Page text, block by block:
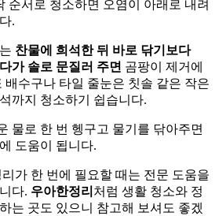
순서로 청소하면 오염이 아래로 내려
.
찬물에 희석한 뒤 바로 닦기보다
가 솔로 문질러 주면 곰팡이 제거에
배수구나 타일 줄눈은 칫솔 같은 작은
까지 청소하기 쉽습니다.
물로 한 번 헹구고 물기를 닦아주면
도움이 됩니다.
가 한 번에 필요할 때는 전문 도움을
다. 우아한정리 처럼 생활 청소와 정
는 곳도 있으니 참고해 보셔도 좋겠